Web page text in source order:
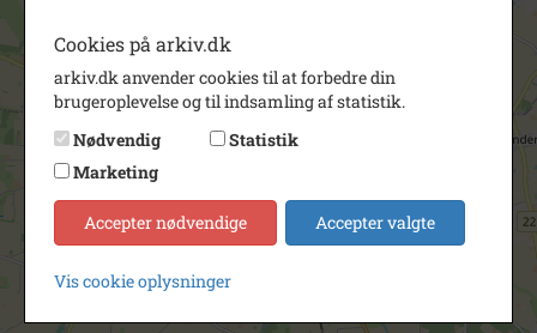
Cookies på arkiv.dk
arkiv.dk anvender cookies til at forbedre din
brugeroplevelse og til indsamling af statistik.
Nødvendig
Statistik
Marketing
Accepter nødvendige Accepter valgte
Vis cookie oplysninger